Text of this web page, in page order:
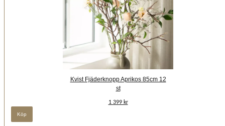
Kvist Fjäderknopp Aprikos 85cm 12
st
1 399 kr